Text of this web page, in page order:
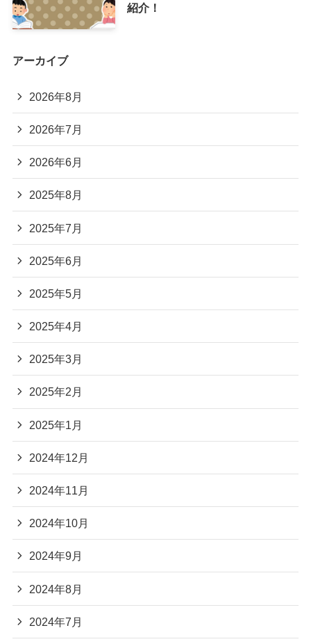
紹介！
アーカイブ
2026年8月
2026年7月
2026年6月
2025年8月
2025年7月
2025年6月
2025年5月
2025年4月
2025年3月
2025年2月
2025年1月
2024年12月
2024年11月
2024年10月
2024年9月
2024年8月
2024年7月